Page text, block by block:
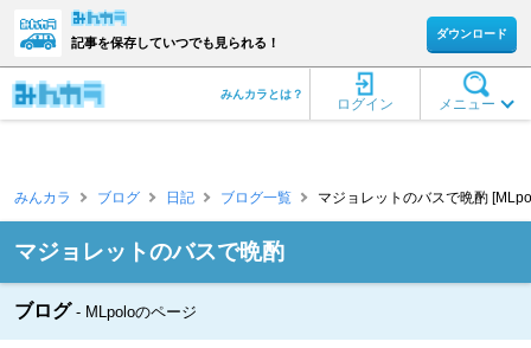
記事を保存していつでも見られる！
ダウンロード
メニュー
ログイン
みんカラとは？
みんカラ ブログ 日記 ブログ一覧 マジョレットのバスで晩酌
マジョレットのバスで晩酌
ブログ MLpoloのページ